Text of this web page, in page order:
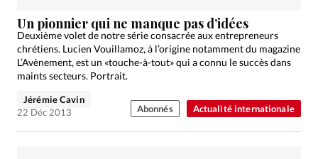
Actualité internationale
Un pionnier qui ne manque pas d’idées
Deuxième volet de notre série consacrée aux entrepreneurs
chrétiens. Lucien Vouillamoz, à l’origine notamment du magazine
L’Avènement, est un «touche-à-tout» qui a connu le succès dans
maints secteurs. Portrait.
Jérémie Cavin
22 Déc 2013
Abonnés